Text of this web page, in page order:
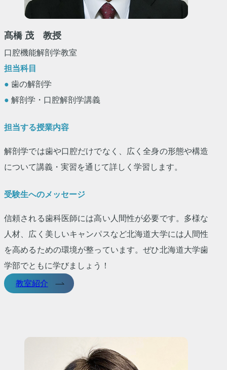
髙橋 茂 教授
口腔機能解剖学教室
担当科目
● 歯の解剖学
● 解剖学・口腔解剖学講義
担当する授業内容
解剖学では歯や口腔だけでなく、広く全身の形態や構造
について講義・実習を通じて詳しく学習します。
受験生へのメッセージ
信頼される歯科医師には高い人間性が必要です。多様な
人材、広く美しいキャンパスなど北海道大学には人間性
を高めるための環境が整っています。ぜひ北海道大学歯
学部でともに学びましょう！
教室紹介